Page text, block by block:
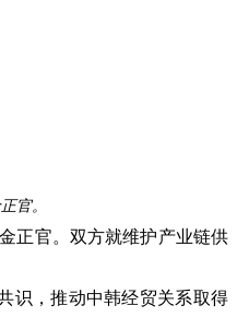
官。
正官。双方就维护产业链供
识，推动中韩经贸关系取得